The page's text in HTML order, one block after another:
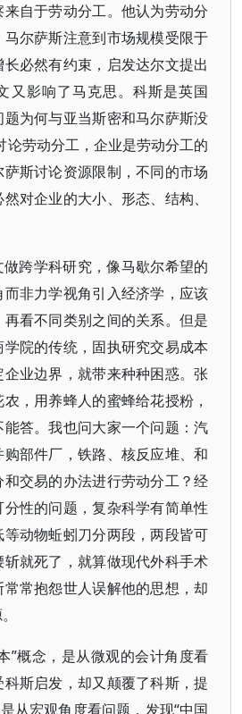
自于劳动分工。他认为劳动分
尔萨斯注意到市场规模受限于
必然有约束，启发达尔文提出
又影响了马克思。科斯是英国
为何与亚当斯密和马尔萨斯没
论劳动分工，企业是劳动分工的
斯讨论资源限制，不同的市场
对企业的大小、形态、结构、
跨学科研究，像马歇尔希望的
非力学视角引入经济学，应该
看不同类别之间的关系。但是
院的传统，固执研究交易成本
业边界，就带来种种困惑。张
，用养蜂人的蜜蜂给花授粉，
答。我也问大家一个问题：汽
部件厂，铁路、核反应堆、和
交易的办法进行劳动分工？经
性的问题，复杂科学有简单性
动物蚯蚓刀分两段，两段皆可
就死了，就算做现代外科手术
常抱怨世人误解他的思想，却
”概念，是从微观的会计角度看
斯启发，却又颠覆了科斯，提
从宏观角度看问题，发现“中国